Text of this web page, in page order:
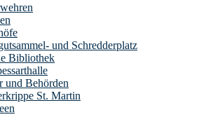
und Schredderplatz
Bibliothek
und Behörden
St. Martin